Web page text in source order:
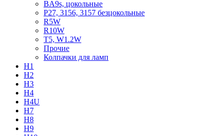
BA9s, цокольные
P27, 3156, 3157 безцокольные
R5W
R10W
T5, W1.2W
Прочие
Колпачки для ламп
H1
H2
H3
H4
H4U
H7
H8
H9